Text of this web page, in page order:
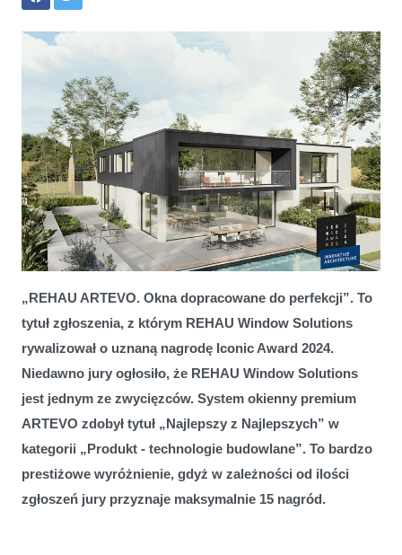
Okna ARTEVO zdobyły tytuł "Najlepszy z najlepszych" REHAU
okienny premium ARTEVO
„REHAU ARTEVO. Okna dopracowane do perfekcji”. To
tytuł zgłoszenia, z którym REHAU Window Solutions
rywalizował o uznaną nagrodę Iconic Award 2024.
Niedawno jury ogłosiło, że REHAU Window Solutions
jest jednym ze zwycięzców. System okienny premium
ARTEVO zdobył tytuł „Najlepszy z Najlepszych” w
kategorii „Produkt - technologie budowlane”. To bardzo
prestiżowe wyróżnienie, gdyż w zależności od ilości
zgłoszeń jury przyznaje maksymalnie 15 nagród.